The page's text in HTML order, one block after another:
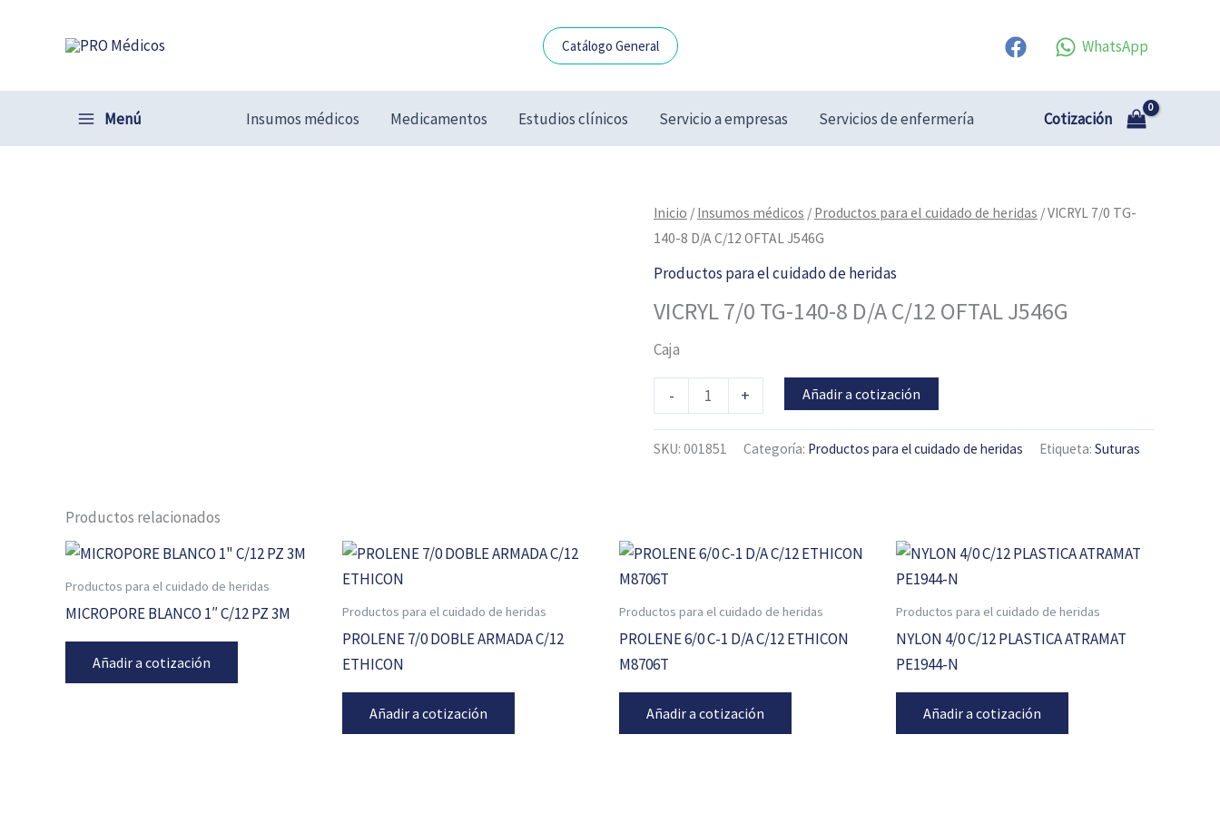
Catálogo General WhatsApp
Menú Insumos médicos Medicamentos Estudios clínicos Servicio a empresas Servicios de enfermería Cotización
Inicio / Insumos médicos / Productos para el cuidado de heridas / VICRYL 7/0 TG-
140-8 D/A C/12 OFTAL J546G
Productos para el cuidado de heridas
VICRYL 7/0 TG-140-8 D/A C/12 OFTAL J546G
Caja
-
VICRYL
7/0
TG-
8
D/A
C/12
J546G
cantidad
+ Añadir a cotización
SKU: 001851 Categoría: Productos para el cuidado de heridas Etiqueta: Suturas
Productos relacionados
Productos para el cuidado de heridas
MICROPORE BLANCO 1″ C/12 PZ 3M
Añadir a cotización
Productos para el cuidado de heridas
PROLENE 7/0 DOBLE ARMADA C/12
ETHICON
Añadir a cotización
Productos para el cuidado de heridas
PROLENE 6/0 C-1 D/A C/12 ETHICON
M8706T
Añadir a cotización
Productos para el cuidado de heridas
NYLON 4/0 C/12 PLASTICA ATRAMAT
PE1944-N
Añadir a cotización